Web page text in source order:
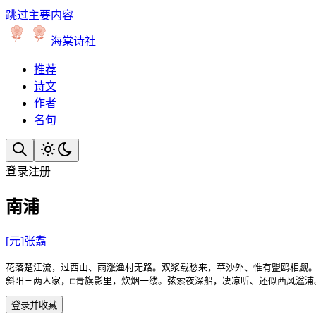
跳过主要内容
海棠诗社
推荐
诗文
作者
名句
登录注册
南浦
[元]张翥
花落楚江流，过西山、雨涨渔村无路。双浆载愁来，苹沙外、惟有盟鸥相
斜阳三两人家，□青旗影里，炊烟一缕。弦索夜深船，凄凉听、还似西风湓
登录并收藏